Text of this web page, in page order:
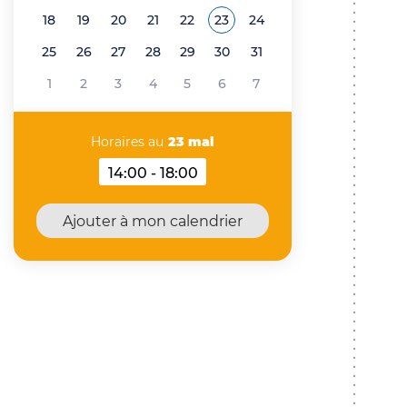
18 19 20 21 22 Voir tous les événements de
23mai 2026
24
25
26 27 28 29 30
31
1
2 3 4 5 6 7
Horaires au 23 mai
Horaires au 23 mai 2026
14:00 - 18:00
Ajouter à mon calendrier